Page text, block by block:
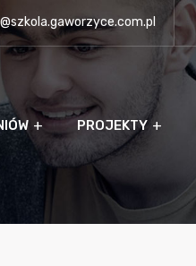
PROJEKTY